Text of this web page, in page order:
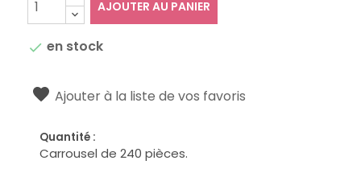
AJOUTER AU PANIER
 en stock
Ajouter à la liste de vos favoris
Quantité :
Carrousel de 240 pièces.